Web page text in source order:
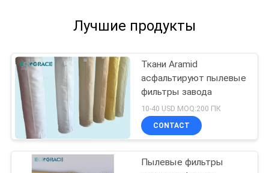
Лучшие продукты
Ткани Aramid
асфальтируют пылевые
фильтры завода
10-40 USD MOQ:200 ПК
CONTACT
Пылевые фильтры